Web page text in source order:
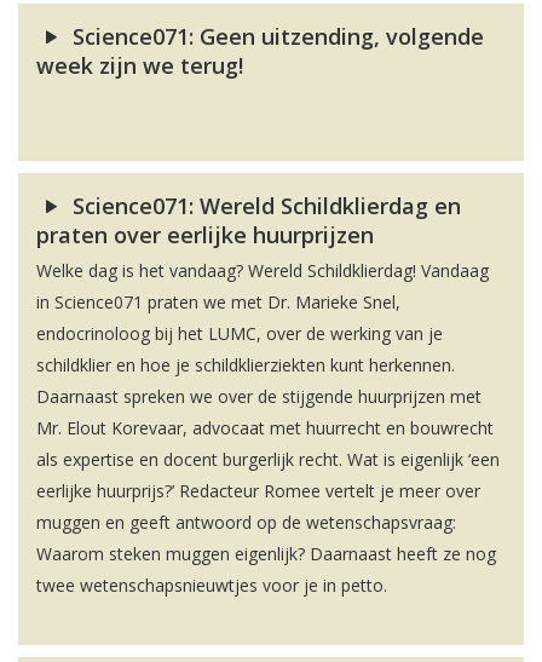
Science071: Geen uitzending, volgende
week zijn we terug!
Science071: Wereld Schildklierdag en
praten over eerlijke huurprijzen
Welke dag is het vandaag? Wereld Schildklierdag! Vandaag
in Science071 praten we met Dr. Marieke Snel,
endocrinoloog bij het LUMC, over de werking van je
schildklier en hoe je schildklierziekten kunt herkennen.
Daarnaast spreken we over de stijgende huurprijzen met
Mr. Elout Korevaar, advocaat met huurrecht en bouwrecht
als expertise en docent burgerlijk recht. Wat is eigenlijk ‘een
eerlijke huurprijs?’ Redacteur Romee vertelt je meer over
muggen en geeft antwoord op de wetenschapsvraag:
Waarom steken muggen eigenlijk? Daarnaast heeft ze nog
twee wetenschapsnieuwtjes voor je in petto.